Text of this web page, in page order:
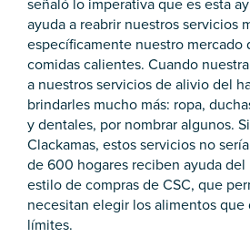
ayuda a reabrir nuestros servicios
específicamente nuestro mercado
comidas calientes. Cuando
a nuestros servicios de alivio del
brindarles mucho más: ropa,
y dentales, por nombrar algunos.
Clackamas, estos servicios no
de 600 hogares reciben ayuda
estilo de compras de CSC, que
necesitan elegir los alimentos que
límites.